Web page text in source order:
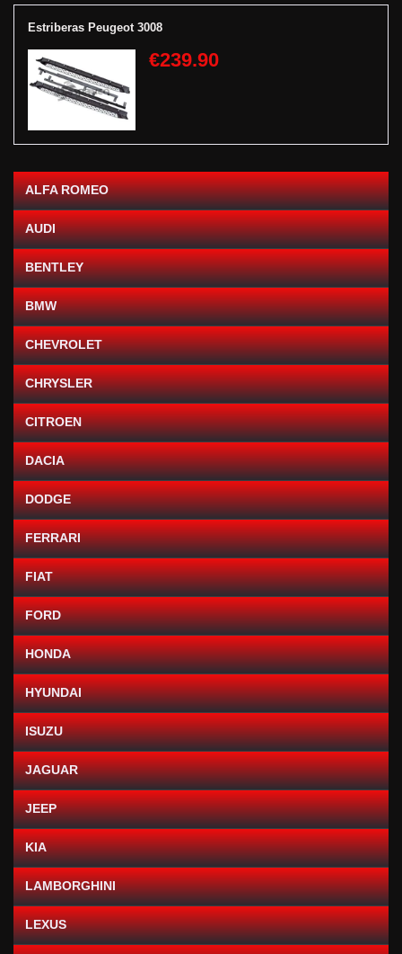
Estriberas Peugeot 3008
€239.90
ALFA ROMEO
AUDI
BENTLEY
BMW
CHEVROLET
CHRYSLER
CITROEN
DACIA
DODGE
FERRARI
FIAT
FORD
HONDA
HYUNDAI
ISUZU
JAGUAR
JEEP
KIA
LAMBORGHINI
LEXUS